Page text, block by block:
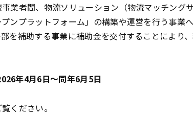
業者間、物流ソリューション（物流マッチング
ンプラットフォーム」の構築や運営を行う事業
を補助する事業に補助金を交付することにより
年4月6日〜同年6月5日
ください。